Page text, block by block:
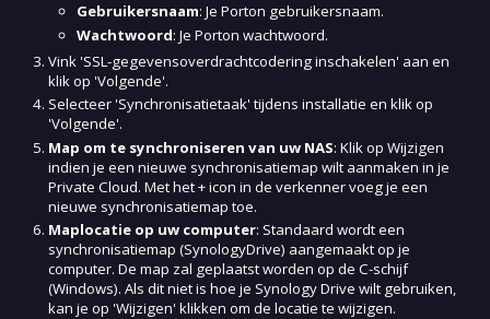
Gebruikersnaam: Je Porton gebruikersnaam.
Wachtwoord: Je Porton wachtwoord.
Vink 'SSL-gegevensoverdrachtcodering inschakelen' aan en
klik op 'Volgende'.
Selecteer 'Synchronisatietaak' tijdens installatie en klik op
'Volgende'.
Map om te synchroniseren van uw NAS: Klik op Wijzigen
indien je een nieuwe synchronisatiemap wilt aanmaken in je
Private Cloud. Met het + icon in de verkenner voeg je een
nieuwe synchronisatiemap toe.
Maplocatie op uw computer: Standaard wordt een
synchronisatiemap (SynologyDrive) aangemaakt op je
computer. De map zal geplaatst worden op de C-schijf
(Windows). Als dit niet is hoe je Synology Drive wilt gebruiken,
kan je op 'Wijzigen' klikken om de locatie te wijzigen.